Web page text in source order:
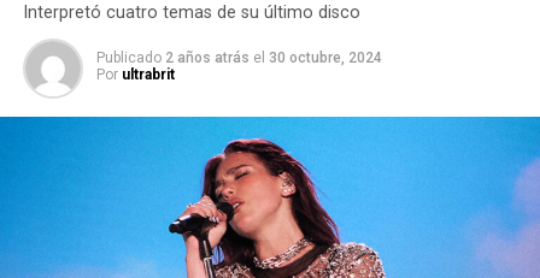
Interpretó cuatro temas de su último disco
Publicado 2 años atrás el 30 octubre, 2024
Por ultrabrit